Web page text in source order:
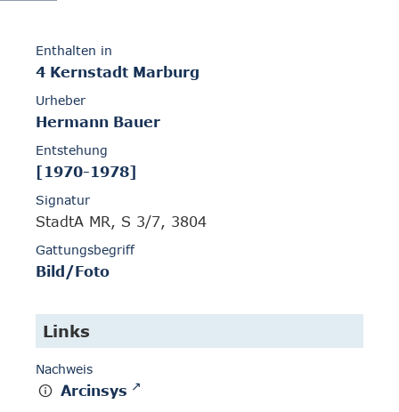
Enthalten in
4 Kernstadt Marburg
Urheber
Hermann Bauer
Entstehung
[1970-1978]
Signatur
StadtA MR, S 3/7, 3804
Gattungsbegriff
Bild/Foto
Links
Nachweis
Arcinsys